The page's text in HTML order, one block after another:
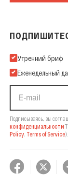
Подпишитесь на
Утренний бриф
Еженедельный
Подписываясь, вы
конфиденциальности
Policy Terms of Service).